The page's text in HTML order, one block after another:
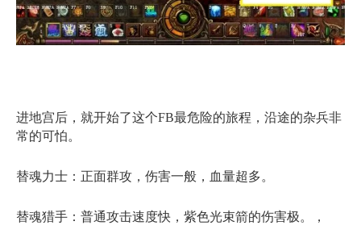
进地宫后，就开始了这个FB最危险的旅程，沿途的杂兵非
常的可怕。
替魂力士：正面群攻，伤害一般，血量超多。
替魂猎手：普通攻击速度快，紫色光束箭的伤害极。，